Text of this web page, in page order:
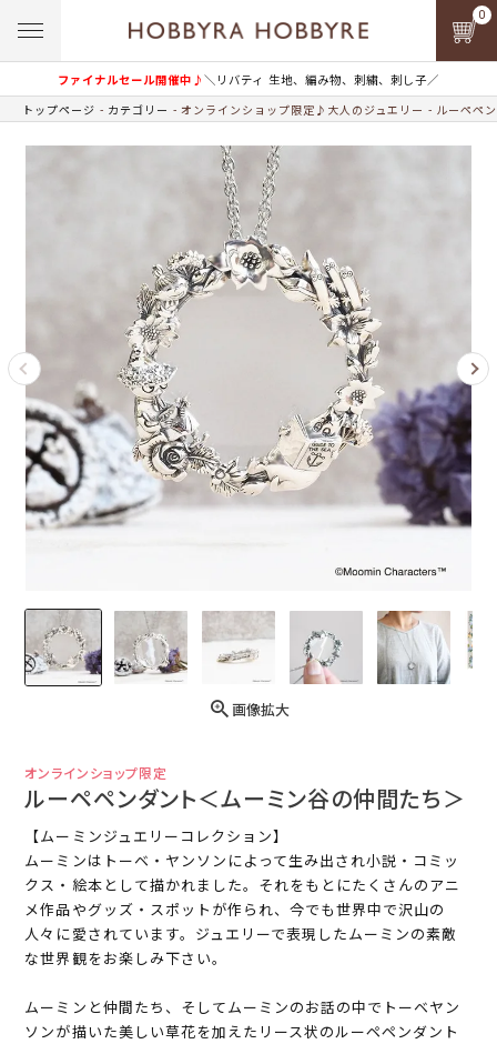
ファイナルセール開催中♪＼リバティ 生地、編み物、刺繍、刺し子／
0
トップページ カテゴリー オンラインショップ限定♪大人のジュエリー ルーペペ
画像拡大
オンラインショップ限定
ルーペペンダント＜ムーミン谷の仲間たち＞
【ムーミンジュエリーコレクション】
ムーミンはトーベ・ヤンソンによって生み出され小説・コミッ
クス・絵本として描かれました。それをもとにたくさんのアニ
メ作品やグッズ・スポットが作られ、今でも世界中で沢山の
人々に愛されています。ジュエリーで表現したムーミンの素敵
な世界観をお楽しみ下さい。
ムーミンと仲間たち、そしてムーミンのお話の中でトーベヤン
ソンが描いた美しい草花を加えたリース状のルーペペンダント